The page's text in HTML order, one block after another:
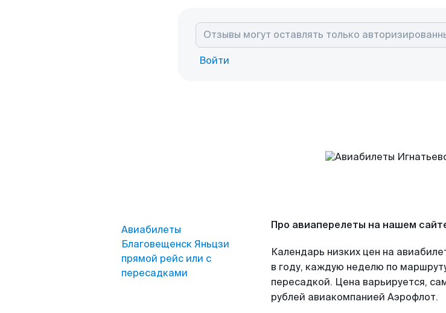
Войти
Авиабилеты
Благовещенск Яньцзи
прямой рейс или с
пересадками
Про авиаперелеты на нашем
Календарь низких цен на
в году, каждую неделю по
пересадкой. Цена варьируется,
рублей авиакомпанией Аэрофлот.